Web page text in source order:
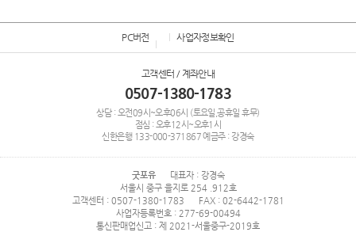
PC버전 사업자정보확인
고객센터 / 계좌안내
0507-1380-1783
상담 : 오전09시~오후06시 (토요일,공휴일 휴무)
점심 : 오후12시~오후1시
신한은행 133-000-371867예금주 : 강경숙
굿포유
대표자 : 강경숙
서울시 중구 을지로 254 .912호
고객센터 : 0507-1380-1783
FAX : 02-6442-1781
사업자등록번호 : 277-69-00494
통신판매업신고 : 제 2021-서울중구-2019호